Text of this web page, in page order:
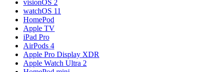
visionOS 2
watchOS 11
HomePod
Apple TV
iPad Pro
AirPods 4
Apple Pro Display XDR
Apple Watch Ultra 2